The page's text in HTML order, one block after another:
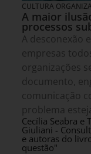
CULTURA
A maior
processos
A desconexão
empresas
organizações
documento,
comunicação
problema
Cecília Seabra e
Giuliani -
e autoras do
questão"